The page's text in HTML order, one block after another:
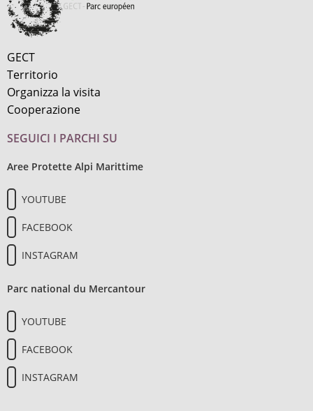
GECT
Territorio
Organizza la visita
Cooperazione
SEGUICI I PARCHI SU
Aree Protette Alpi Marittime
YOUTUBE
FACEBOOK
INSTAGRAM
Parc national du Mercantour
YOUTUBE
FACEBOOK
INSTAGRAM